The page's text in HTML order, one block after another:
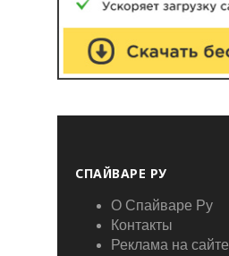
СПАЙВАРЕ РУ
О Спайваре Ру
Контакты
Реклама на сайте